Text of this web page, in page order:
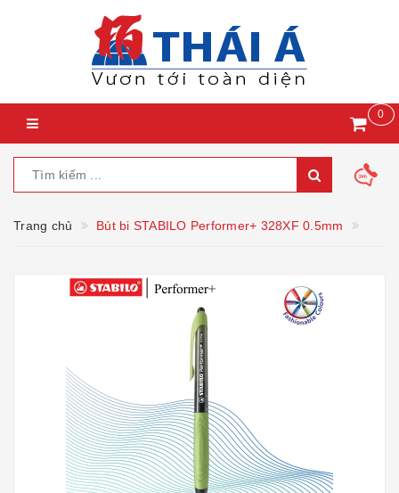
0
Trang chủ Bút bi STABILO Performer+ 328XF 0.5mm